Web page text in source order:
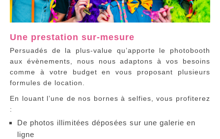
Une prestation sur-mesure
Persuadés de la plus-value qu’apporte le photobooth
aux évènements, nous nous adaptons à vos besoins
comme à votre budget en vous proposant plusieurs
formules de location.
En louant l’une de nos bornes à selfies, vous profiterez
:
De photos illimitées déposées sur une galerie en
ligne